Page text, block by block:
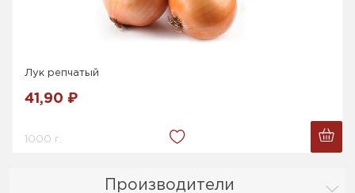
Производители
Лук репчатый
41,90 ₽
1000 г.